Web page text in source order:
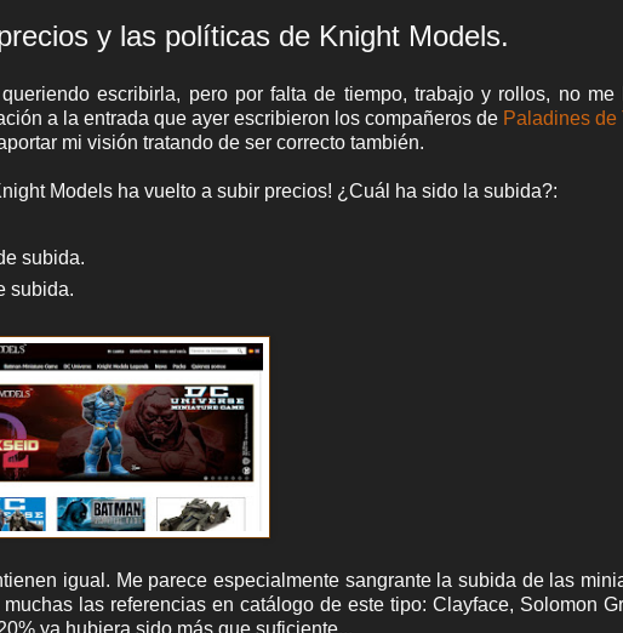
y las políticas de Knight Models.
escribirla, pero por falta de tiempo, trabajo y rollos, no me
a la entrada que ayer escribieron los compañeros de Paladines de
mi visión tratando de ser correcto también.
Models ha vuelto a subir precios! ¿Cuál ha sido la subida?:
subida.
subida.
igual. Me parece especialmente sangrante la subida de las
las referencias en catálogo de este tipo: Clayface, Solomon